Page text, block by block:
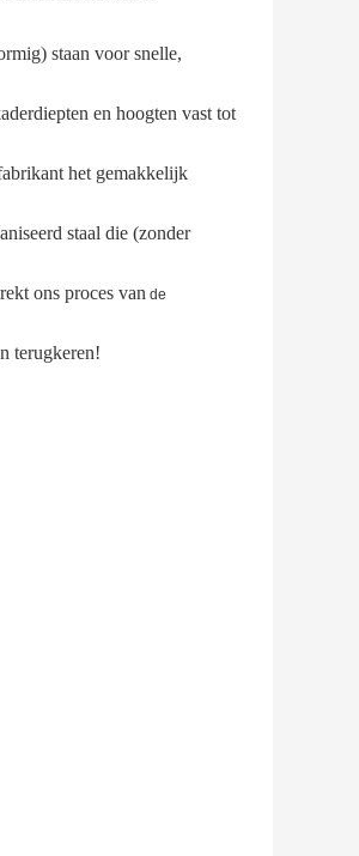
staan voor snelle,
en hoogten vast tot
het gemakkelijk
staal die (zonder
ons proces van de
terugkeren!